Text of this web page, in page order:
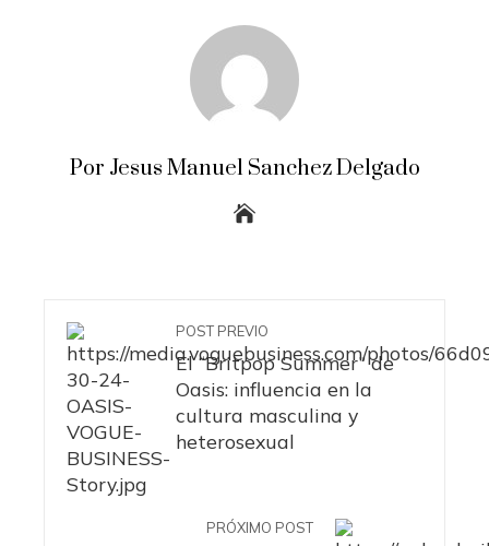
Por Jesus Manuel Sanchez Delgado
POST PREVIO
El “Britpop Summer” de
Oasis: influencia en la
cultura masculina y
heterosexual
PRÓXIMO POST